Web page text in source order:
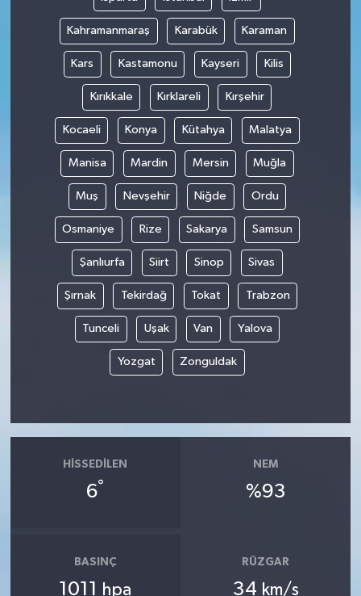
Kahramanmaraş Karabük Karaman
Kars Kastamonu Kayseri Kilis
Kırıkkale Kırklareli Kırşehir
Kocaeli Konya Kütahya Malatya
Manisa Mardin Mersin Muğla
Muş Nevşehir Niğde Ordu
Osmaniye Rize Sakarya Samsun
Şanlıurfa Siirt Sinop Sivas
Şırnak Tekirdağ Tokat Trabzon
Tunceli Uşak Van Yalova
Yozgat Zonguldak
HISSEDILEN
6°
NEM
%93
BASINÇ
1011 hpa
RÜZGAR
34 km/s